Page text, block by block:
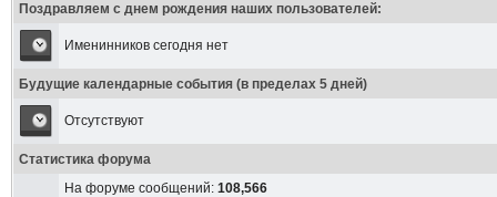
Поздравляем с днем рождения наших пользователей:
Именинников сегодня нет
Будущие календарные события (в пределах 5 дней)
Отсутствуют
Статистика форума
На форуме сообщений: 108,566